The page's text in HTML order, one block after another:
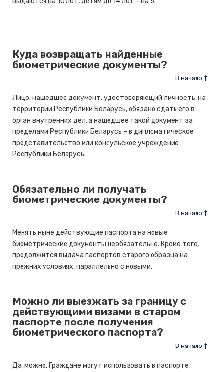
Куда возвращать найденные
биометрические документы?
В начало
Лицо, нашедшее документ, удостоверяющий личность, на
территории Республики Беларусь, обязано сдать его в
орган внутренних дел, а нашедшее такой документ за
пределами Республики Беларусь – в дипломатическое
представительство или консульское учреждение
Республики Беларусь.
Обязательно ли получать
биометрические документы?
В начало
Менять ныне действующие паспорта на новые
биометрические документы необязательно. Кроме того,
продолжится выдача паспортов старого образца на
прежних условиях, параллельно с новыми.
Можно ли выезжать за границу с
действующими визами в старом
паспорте после получения
биометрического паспорта?
В начало
Да, можно. Граждане могут использовать в паспорте